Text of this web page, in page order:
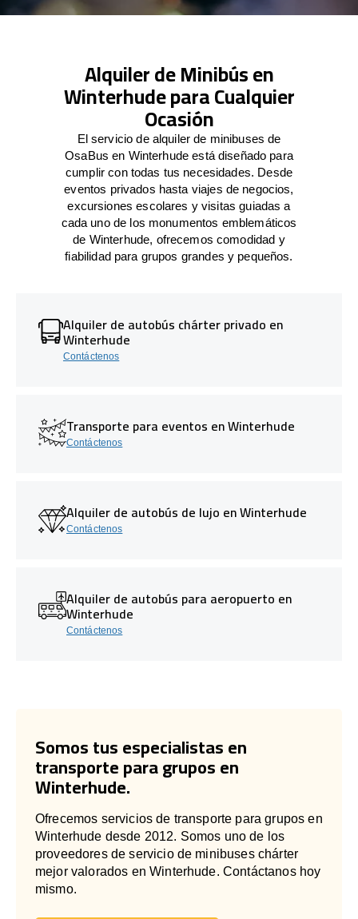
Alquiler de Minibús en
Winterhude para Cualquier
Ocasión
El servicio de alquiler de minibuses de
OsaBus en Winterhude está diseñado para
cumplir con todas tus necesidades. Desde
eventos privados hasta viajes de negocios,
excursiones escolares y visitas guiadas a
cada uno de los monumentos emblemáticos
de Winterhude, ofrecemos comodidad y
fiabilidad para grupos grandes y pequeños.
Alquiler de autobús chárter privado en
Winterhude
Contáctenos
Transporte para eventos en Winterhude
Contáctenos
Alquiler de autobús de lujo en Winterhude
Contáctenos
Alquiler de autobús para aeropuerto en
Winterhude
Contáctenos
Somos tus especialistas en
transporte para grupos en
Winterhude.
Ofrecemos servicios de transporte para grupos en
Winterhude desde 2012. Somos uno de los
proveedores de servicio de minibuses chárter
mejor valorados en Winterhude. Contáctanos hoy
mismo.